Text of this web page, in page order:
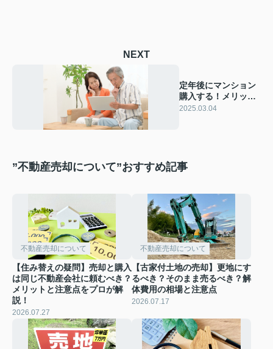
NEXT
定年後にマンション
購入する！メリッ
ト・デメリット・注
2025.03.04
”不動産売却について”おすすめ記事
不動産売却について
【住み替えの疑問】売却と購入
は同じ不動産会社に頼むべき？
メリットと注意点をプロが解
説！
2026.07.27
不動産売却について
【古家付土地の売却】更地にす
るべき？そのまま売るべき？解
体費用の相場と注意点
2026.07.17